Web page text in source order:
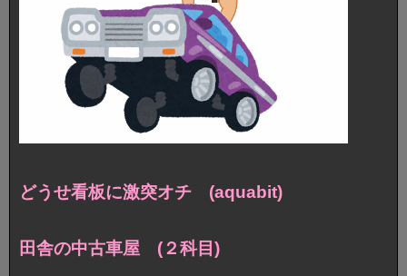
どうせ看板に激突オチ (aquabit)
田舎の中古車屋 (２科目)